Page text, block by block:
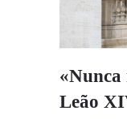
«Nunca
Leão